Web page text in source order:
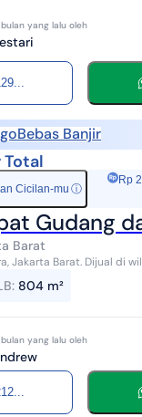
yang lalu oleh
Bebas Banjir
Total
Cicilan-mu ⓘ
Rp
Gudang
Barat
di wilayah yang nyaman.
sebagai berikut: - Kamar Mandi: 2 -
: 804 m²
yang lalu oleh